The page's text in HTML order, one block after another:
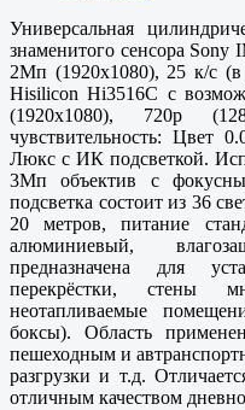
Универсальная
знаменитого сенсора
2Мп (1920х1080), 25 к/с (в
Hisilicon Hi3516C с
(1920х1080), 720p
чувствительность: Цвет
Люкс с ИК подсветкой.
3Мп объектив с
подсветка состоит из 36
20 метров, питание
алюминиевый,
предназначена для
перекрёстки, стены
неотапливаемые
боксы). Область
пешеходным и
разгрузки и т.д.
отличным качеством